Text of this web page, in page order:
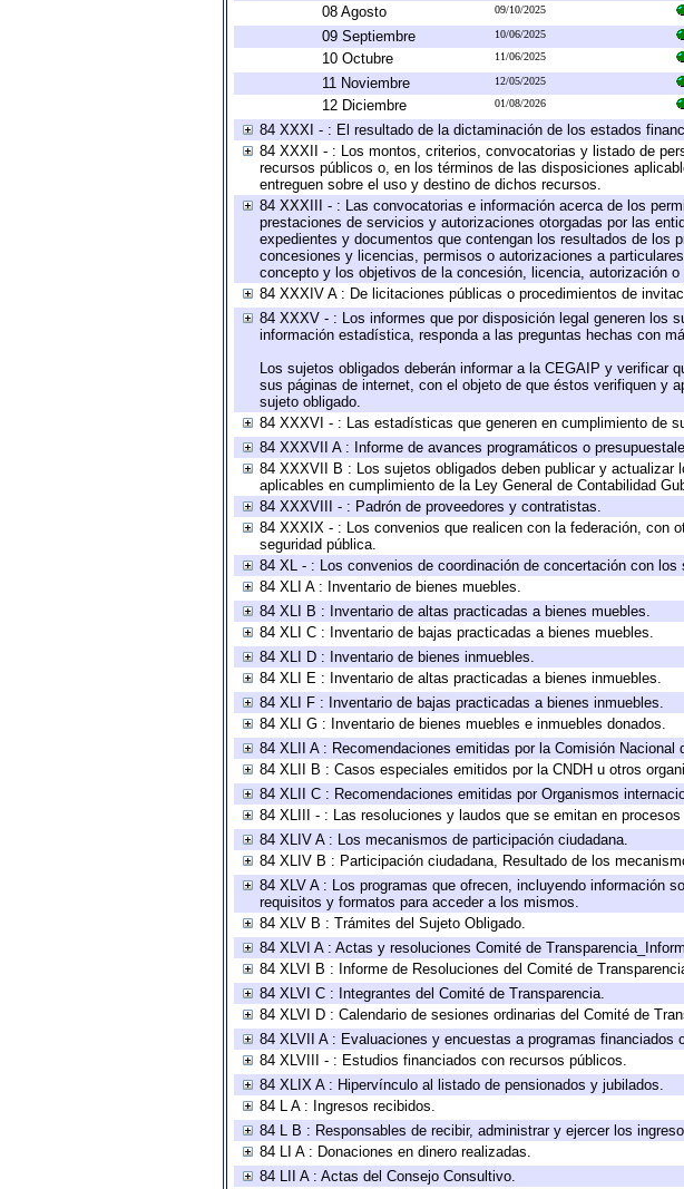
08 Agosto 09/10/2025
09 Septiembre 10/06/2025
10 Octubre 11/06/2025
11 Noviembre 12/05/2025
12 Diciembre 01/08/2026
84 XXXI - : El resultado de la dictaminación de los estados
84 XXXII - : Los montos, criterios, convocatorias y listado de
recursos públicos o, en los términos de las disposiciones
entreguen sobre el uso y destino de dichos recursos.
84 XXXIII - : Las convocatorias e información acerca de los
prestaciones de servicios y autorizaciones otorgadas por las
expedientes y documentos que contengan los resultados de los
concesiones y licencias, permisos o autorizaciones a
concepto y los objetivos de la concesión, licencia, autorización
84 XXXIV A : De licitaciones públicas o procedimientos de
84 XXXV - : Los informes que por disposición legal generen los
información estadística, responda a las preguntas hechas con
Los sujetos obligados deberán informar a la CEGAIP y verificar
sus páginas de internet, con el objeto de que éstos verifiquen y
sujeto obligado.
84 XXXVI - : Las estadísticas que generen en cumplimiento de
84 XXXVII A : Informe de avances programáticos o
84 XXXVII B : Los sujetos obligados deben publicar y
aplicables en cumplimiento de la Ley General de Contabilidad
84 XXXVIII - : Padrón de proveedores y contratistas.
84 XXXIX - : Los convenios que realicen con la federación, con
seguridad pública.
84 XL - : Los convenios de coordinación de concertación con
84 XLI A : Inventario de bienes muebles.
84 XLI B : Inventario de altas practicadas a bienes muebles.
84 XLI C : Inventario de bajas practicadas a bienes muebles.
84 XLI D : Inventario de bienes inmuebles.
84 XLI E : Inventario de altas practicadas a bienes inmuebles.
84 XLI F : Inventario de bajas practicadas a bienes inmuebles.
84 XLI G : Inventario de bienes muebles e inmuebles donados.
84 XLII A : Recomendaciones emitidas por la Comisión Nacional
84 XLII B : Casos especiales emitidos por la CNDH u otros
84 XLII C : Recomendaciones emitidas por Organismos
84 XLIII - : Las resoluciones y laudos que se emitan en
84 XLIV A : Los mecanismos de participación ciudadana.
84 XLIV B : Participación ciudadana, Resultado de los
84 XLV A : Los programas que ofrecen, incluyendo información
requisitos y formatos para acceder a los mismos.
84 XLV B : Trámites del Sujeto Obligado.
84 XLVI A : Actas y resoluciones Comité de
84 XLVI B : Informe de Resoluciones del Comité de
84 XLVI C : Integrantes del Comité de Transparencia.
84 XLVI D : Calendario de sesiones ordinarias del Comité de
84 XLVII A : Evaluaciones y encuestas a programas financiados
84 XLVIII - : Estudios financiados con recursos públicos.
84 XLIX A : Hipervínculo al listado de pensionados y jubilados.
84 L A : Ingresos recibidos.
84 L B : Responsables de recibir, administrar y ejercer los
84 LI A : Donaciones en dinero realizadas.
84 LII A : Actas del Consejo Consultivo.